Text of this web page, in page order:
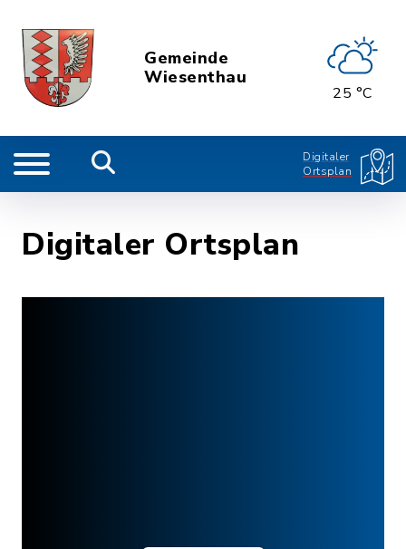
Gemeinde
Wiesenthau
25 °C
Digitaler
Ortsplan
Digitaler Ortsplan